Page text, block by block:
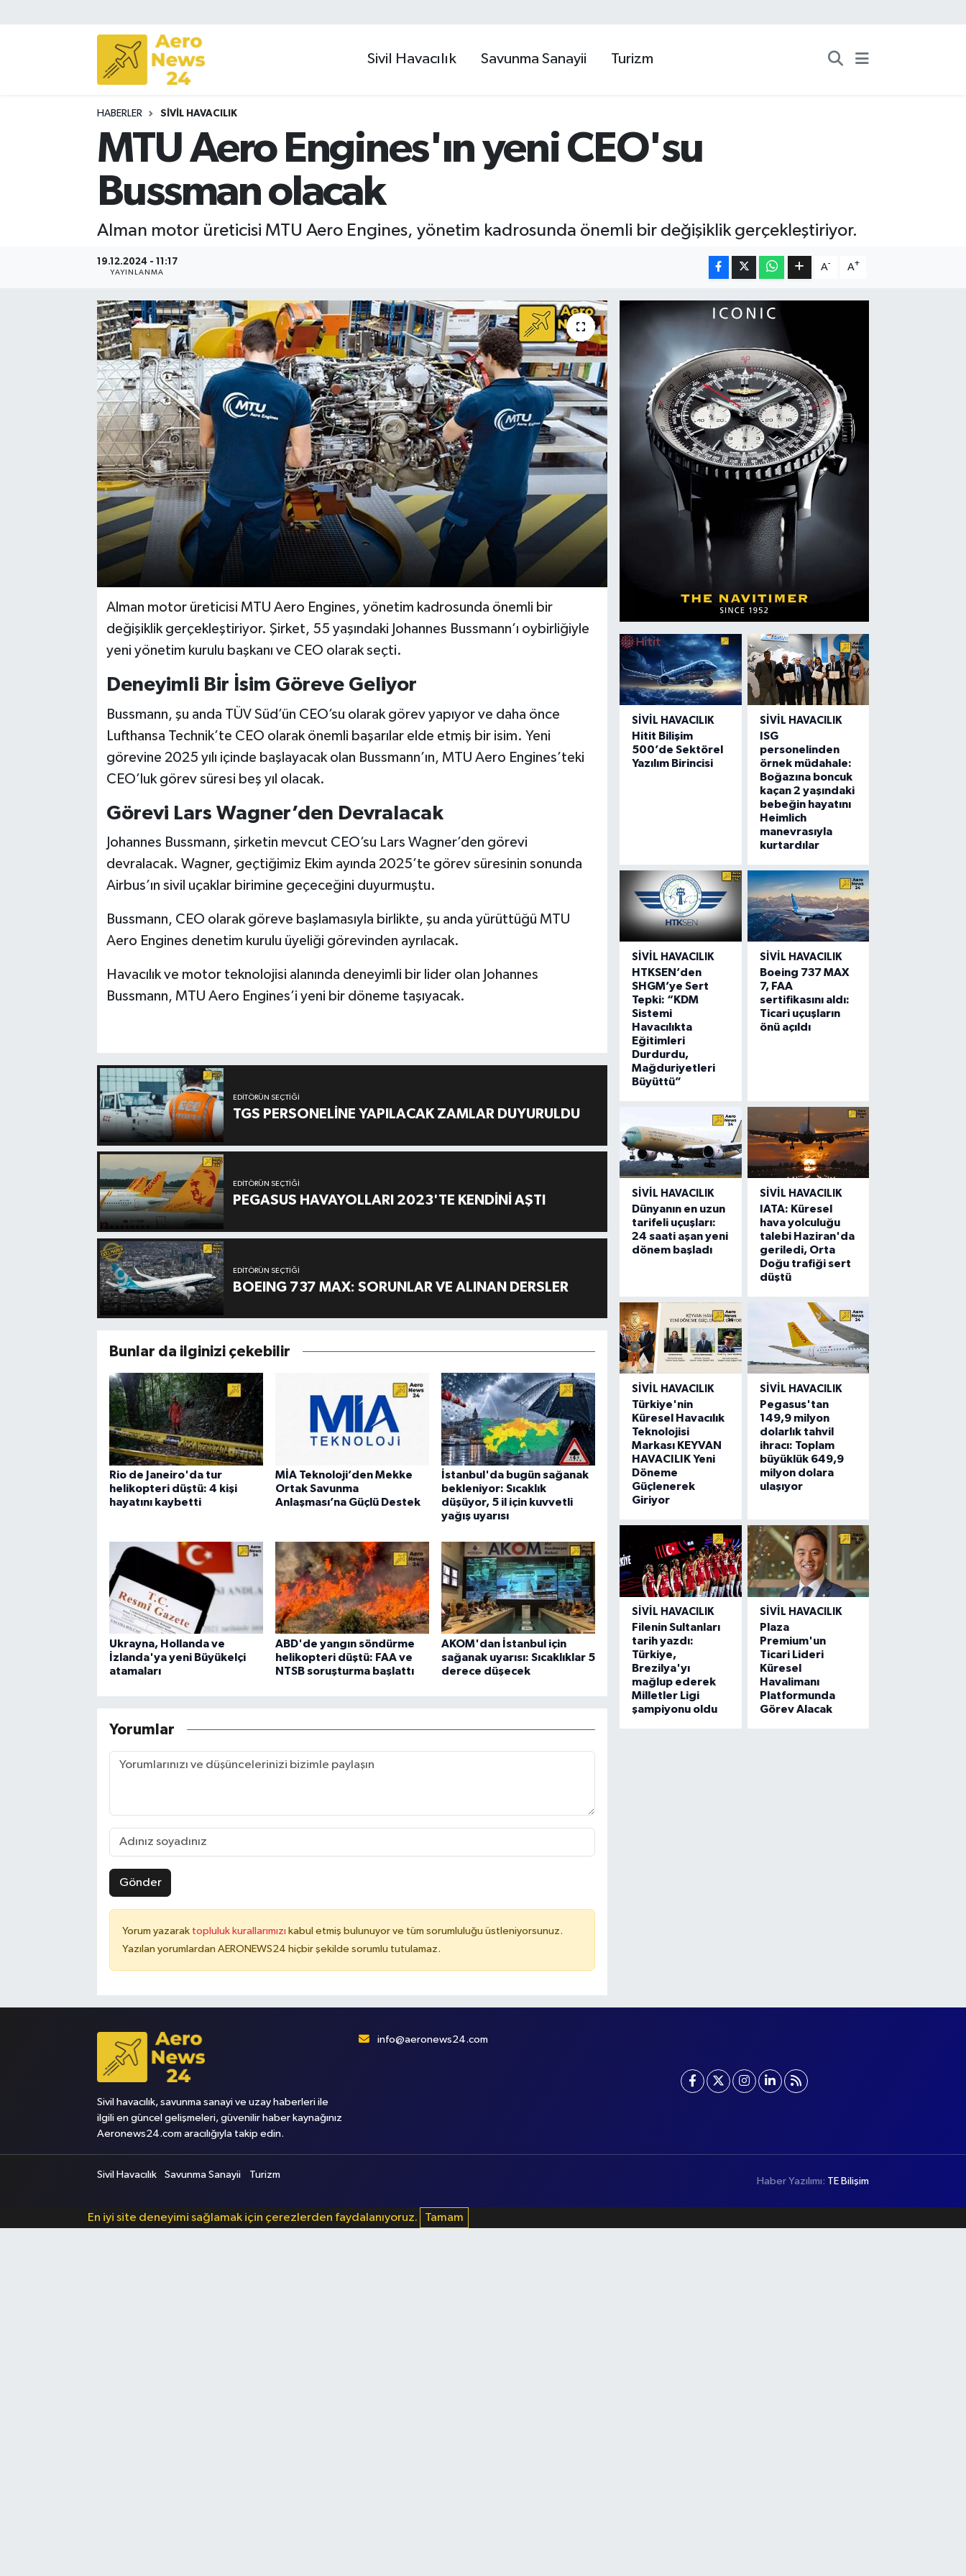
Sivil Havacılık Savunma Sanayii Turizm
HABERLER SIVIL HAVACILIK
MTU Aero Engines'ın yeni CEO'su
Bussman olacak
Alman motor üreticisi MTU Aero Engines, yönetim kadrosunda önemli bir değişiklik gerçekleştiriyor.
19.12.2024 - 11:17
YAYINLANMA
A- A+
Alman motor üreticisi MTU Aero Engines, yönetim kadrosunda önemli bir
değişiklik gerçekleştiriyor. Şirket, 55 yaşındaki Johannes Bussmann’ı oybirliğiyle
yeni yönetim kurulu başkanı ve CEO olarak seçti.
Deneyimli Bir İsim Göreve Geliyor
Bussmann, şu anda TÜV Süd’ün CEO’su olarak görev yapıyor ve daha önce
Lufthansa Technik’te CEO olarak önemli başarılar elde etmiş bir isim. Yeni
görevine 2025 yılı içinde başlayacak olan Bussmann’ın, MTU Aero Engines’teki
CEO’luk görev süresi beş yıl olacak.
Görevi Lars Wagner’den Devralacak
Johannes Bussmann, şirketin mevcut CEO’su Lars Wagner’den görevi
devralacak. Wagner, geçtiğimiz Ekim ayında 2025’te görev süresinin sonunda
Airbus’ın sivil uçaklar birimine geçeceğini duyurmuştu.
Bussmann, CEO olarak göreve başlamasıyla birlikte, şu anda yürüttüğü MTU
Aero Engines denetim kurulu üyeliği görevinden ayrılacak.
Havacılık ve motor teknolojisi alanında deneyimli bir lider olan Johannes
Bussmann, MTU Aero Engines’i yeni bir döneme taşıyacak.
EDITÖRÜN SEÇTIĞI
TGS PERSONELİNE YAPILACAK ZAMLAR DUYURULDU
EDITÖRÜN SEÇTIĞI
PEGASUS HAVAYOLLARI 2023'TE KENDİNİ AŞTI
EDITÖRÜN SEÇTIĞI
BOEING 737 MAX: SORUNLAR VE ALINAN DERSLER
Bunlar da ilginizi çekebilir
Rio de Janeiro'da tur
helikopteri düştü: 4 kişi
hayatını kaybetti
MİA Teknoloji’den Mekke
Ortak Savunma
Anlaşması’na Güçlü Destek
İstanbul'da bugün sağanak
bekleniyor: Sıcaklık
düşüyor, 5 il için kuvvetli
yağış uyarısı
Ukrayna, Hollanda ve
İzlanda'ya yeni Büyükelçi
atamaları
ABD'de yangın söndürme
helikopteri düştü: FAA ve
NTSB soruşturma başlattı
AKOM'dan İstanbul için
sağanak uyarısı: Sıcaklıklar 5
derece düşecek
Yorumlar
Gönder
Yorum yazarak topluluk kurallarımızı kabul etmiş bulunuyor ve tüm sorumluluğu üstleniyorsunuz.
Yazılan yorumlardan AERONEWS24 hiçbir şekilde sorumlu tutulamaz.
SIVIL HAVACILIK
Hitit Bilişim
500’de Sektörel
Yazılım Birincisi
SIVIL HAVACILIK
ISG
personelinden
örnek müdahale:
Boğazına boncuk
kaçan 2 yaşındaki
bebeğin hayatını
Heimlich
manevrasıyla
kurtardılar
SIVIL HAVACILIK
HTKSEN’den
SHGM’ye Sert
Tepki: “KDM
Sistemi
Havacılıkta
Eğitimleri
Durdurdu,
Mağduriyetleri
Büyüttü”
SIVIL HAVACILIK
Boeing 737 MAX
7, FAA
sertifikasını aldı:
Ticari uçuşların
önü açıldı
SIVIL HAVACILIK
Dünyanın en uzun
tarifeli uçuşları:
24 saati aşan yeni
dönem başladı
SIVIL HAVACILIK
IATA: Küresel
hava yolculuğu
talebi Haziran'da
geriledi, Orta
Doğu trafiği sert
düştü
SIVIL HAVACILIK
Türkiye'nin
Küresel Havacılık
Teknolojisi
Markası KEYVAN
HAVACILIK Yeni
Döneme
Güçlenerek
Giriyor
SIVIL HAVACILIK
Pegasus'tan
149,9 milyon
dolarlık tahvil
ihracı: Toplam
büyüklük 649,9
milyon dolara
ulaşıyor
SIVIL HAVACILIK
Filenin Sultanları
tarih yazdı:
Türkiye,
Brezilya'yı
mağlup ederek
Milletler Ligi
şampiyonu oldu
SIVIL HAVACILIK
Plaza
Premium'un
Ticari Lideri
Küresel
Havalimanı
Platformunda
Görev Alacak
Sivil havacılık, savunma sanayi ve uzay haberleri ile
ilgili en güncel gelişmeleri, güvenilir haber kaynağınız
Aeronews24.com aracılığıyla takip edin.
info@aeronews24.com
Sivil Havacılık Savunma Sanayii Turizm
Haber Yazılımı: TE Bilişim
En iyi site deneyimi sağlamak için çerezlerden faydalanıyoruz. Tamam
Sivil Havacılık